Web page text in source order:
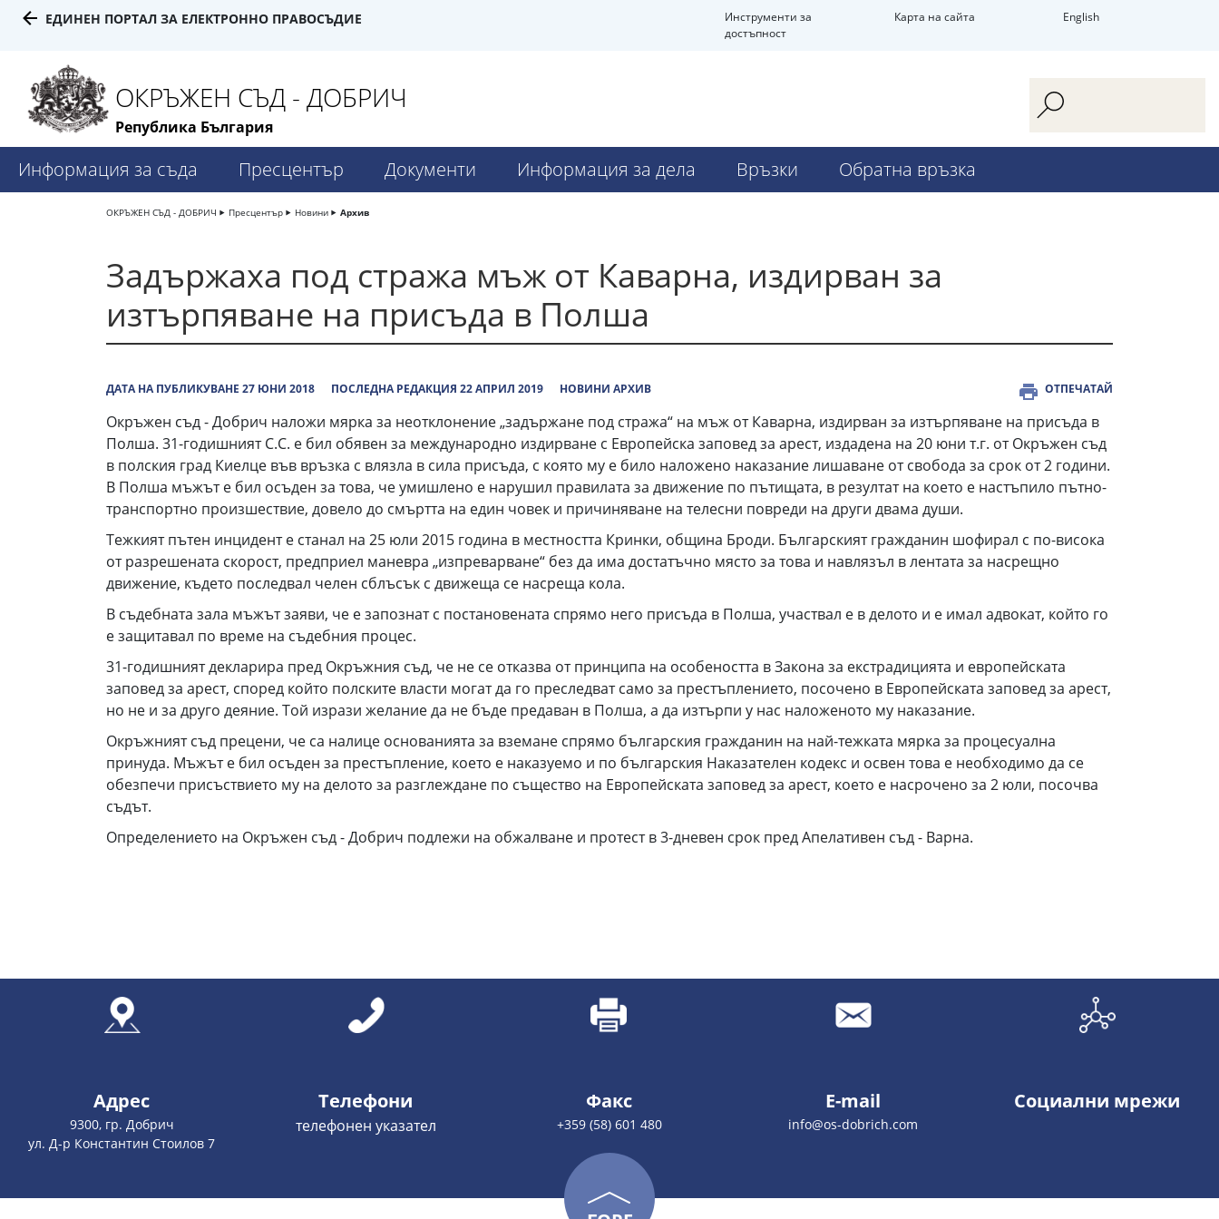
ЕДИНЕН ПОРТАЛ ЗА ЕЛЕКТРОННО ПРАВОСЪДИЕ
Инструменти за
достъпност
Карта на сайта English
ОКРЪЖЕН СЪД - ДОБРИЧ
Република България
Информация за съда Пресцентър Документи Информация за дела Връзки Обратна връзка
ОКРЪЖЕН СЪД - ДОБРИЧ Пресцентър Новини Архив
Задържаха под стража мъж от Каварна, издирван за
изтърпяване на присъда в Полша
ДАТА НА ПУБЛИКУВАНЕ 27 ЮНИ 2018 ПОСЛЕДНА РЕДАКЦИЯ 22 АПРИЛ 2019 НОВИНИ АРХИВ ОТПЕЧАТАЙ
Окръжен съд - Добрич наложи мярка за неотклонение „задържане под стража“ на мъж от Каварна, издирван за изтърпяване на присъда в
Полша. 31-годишният С.С. е бил обявен за международно издирване с Европейска заповед за арест, издадена на 20 юни т.г. от Окръжен съд
в полския град Киелце във връзка с влязла в сила присъда, с която му е било наложено наказание лишаване от свобода за срок от 2 години.
В Полша мъжът е бил осъден за това, че умишлено е нарушил правилата за движение по пътищата, в резултат на което е настъпило пътно-
транспортно произшествие, довело до смъртта на един човек и причиняване на телесни повреди на други двама души.
Тежкият пътен инцидент е станал на 25 юли 2015 година в местността Кринки, община Броди. Българският гражданин шофирал с по-висока
от разрешената скорост, предприел маневра „изпреварване“ без да има достатъчно място за това и навлязъл в лентата за насрещно
движение, където последвал челен сблъсък с движеща се насреща кола.
В съдебната зала мъжът заяви, че е запознат с постановената спрямо него присъда в Полша, участвал е в делото и е имал адвокат, който го
е защитавал по време на съдебния процес.
31-годишният декларира пред Окръжния съд, че не се отказва от принципа на особеността в Закона за екстрадицията и европейската
заповед за арест, според който полските власти могат да го преследват само за престъплението, посочено в Европейската заповед за арест,
но не и за друго деяние. Той изрази желание да не бъде предаван в Полша, а да изтърпи у нас наложеното му наказание.
Окръжният съд прецени, че са налице основанията за вземане спрямо българския гражданин на най-тежката мярка за процесуална
принуда. Мъжът е бил осъден за престъпление, което е наказуемо и по българския Наказателен кодекс и освен това е необходимо да се
обезпечи присъствието му на делото за разглеждане по същество на Европейската заповед за арест, което е насрочено за 2 юли, посочва
съдът.
Определението на Окръжен съд - Добрич подлежи на обжалване и протест в 3-дневен срок пред Апелативен съд - Варна.
Адрес
9300, гр. Добрич
ул. Д-р Константин Стоилов 7
Телефони
телефонен указател
Факс
+359 (58) 601 480
E-mail
info@os-dobrich.com
Социални мрежи